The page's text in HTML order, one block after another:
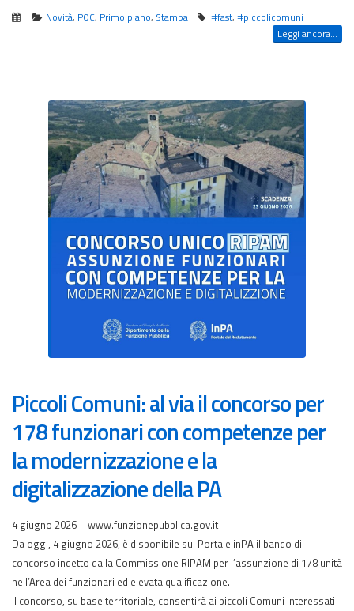
Novità, POC, Primo piano, Stampa #fast,#piccolicomuni
Leggi ancora...
Piccoli Comuni: al via il concorso per
178 funzionari con competenze per
la modernizzazione e la
digitalizzazione della PA
4 giugno 2026 – www.funzionepubblica.gov.it
Da oggi, 4 giugno 2026, è disponibile sul Portale inPA il bando di
concorso indetto dalla Commissione RIPAM per l’assunzione di 178 unità
nell’Area dei funzionari ed elevata qualificazione.
Il concorso, su base territoriale, consentirà ai piccoli Comuni interessati